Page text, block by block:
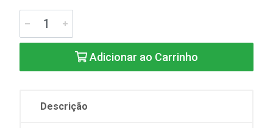
Adicionar ao Carrinho
Descrição